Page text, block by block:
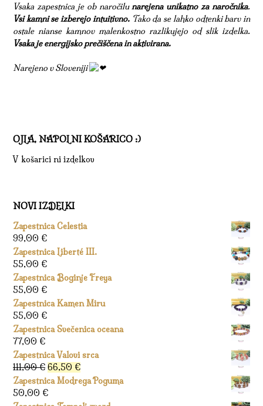
Vsaka zapestnica je ob naročilunarejena unikatno za naročnika.
Vsi kamni se izberejo intuitivno.Tako da se lahko odtenki barv in
ostale nianse kamnov malenkostno razlikujejo od slik izdelka.
Vsaka je energijsko prečiščena in aktivirana.
Narejeno v Sloveniji
OJLA, NAPOLNI KOŠARICO :)
V košarici ni izdelkov
NOVI IZDELKI
Zapestnica Celestia
99,00 €
Zapestnica Liberté III.
55,00 €
Zapestnica Boginje Freya
55,00 €
Zapestnica Kamen Miru
55,00 €
Zapestnica Svečenica oceana
77,00 €
Zapestnica Valovi srca
111,00€ Izvirna
cena
je
bila:
66,50 €Trenutna
cena
66,50 €.
Zapestnica Modrega Poguma
50,00 €